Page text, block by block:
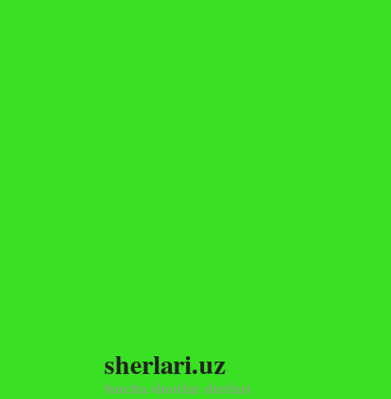
sherlari.uz
barcha shoirlar sherlari